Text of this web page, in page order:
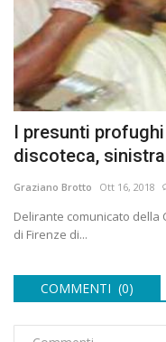
I presunti
discoteca,
Graziano Brotto Ott 16, 2018
Delirante comunicato della
di Firenze di...
COMMENTI (0)